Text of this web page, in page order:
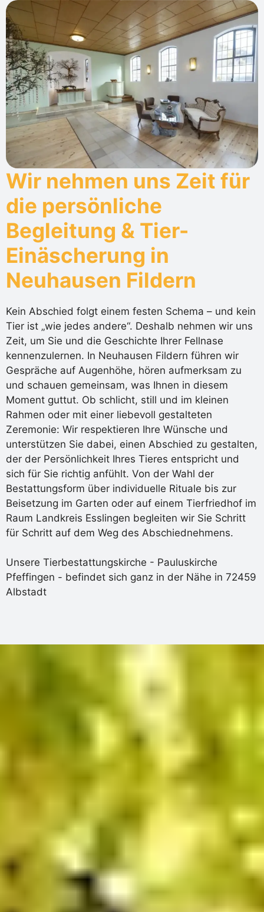
Wir nehmen uns Zeit für
die persönliche
Begleitung & Tier-
Einäscherung in
Neuhausen Fildern
Kein Abschied folgt einem festen Schema – und kein
Tier ist „wie jedes andere“. Deshalb nehmen wir uns
Zeit, um Sie und die Geschichte Ihrer Fellnase
kennenzulernen. In Neuhausen Fildern führen wir
Gespräche auf Augenhöhe, hören aufmerksam zu
und schauen gemeinsam, was Ihnen in diesem
Moment guttut. Ob schlicht, still und im kleinen
Rahmen oder mit einer liebevoll gestalteten
Zeremonie: Wir respektieren Ihre Wünsche und
unterstützen Sie dabei, einen Abschied zu gestalten,
der der Persönlichkeit Ihres Tieres entspricht und
sich für Sie richtig anfühlt. Von der Wahl der
Bestattungsform über individuelle Rituale bis zur
Beisetzung im Garten oder auf einem Tierfriedhof im
Raum Landkreis Esslingen begleiten wir Sie Schritt
für Schritt auf dem Weg des Abschiednehmens.
Unsere Tierbestattungskirche - Pauluskirche
Pfeffingen - befindet sich ganz in der Nähe in 72459
Albstadt